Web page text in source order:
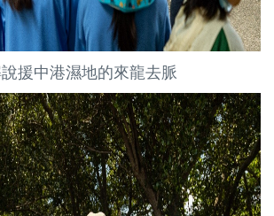
援中港濕地的來龍去脈